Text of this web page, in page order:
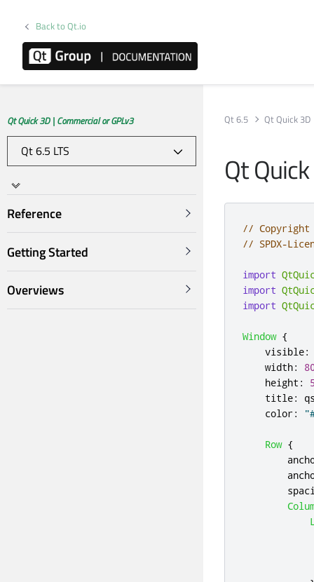
Back to Qt.io
Qt Quick 3D | Commercial or GPLv3
Reference
Getting Started
Overviews
Qt 6.5 Qt Quick 3D
Qt
// Copyright
// SPDX-
import
import
import
Window {
visible:
width:
height :
title:
color:
Row {